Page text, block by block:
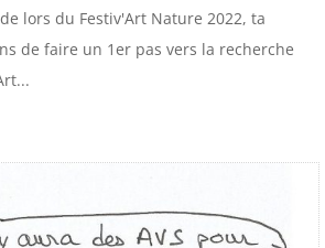
lors du Festiv'Art Nature 2022, ta
de faire un 1er pas vers la recherche